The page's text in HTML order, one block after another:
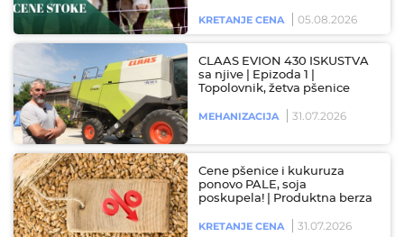
KRETANJE CENA 05.08.2026
CLAAS EVION 430 ISKUSTVA
sa njive | Epizoda 1 |
Topolovnik, žetva pšenice
MEHANIZACIJA 31.07.2026
Cene pšenice i kukuruza
ponovo PALE, soja
poskupela! | Produktna berza
KRETANJE CENA 31.07.2026